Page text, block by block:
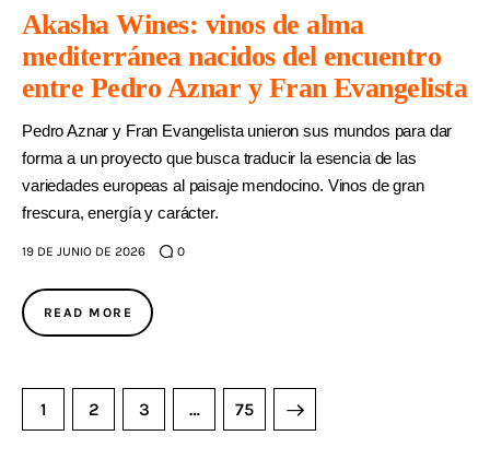
Akasha Wines: vinos de alma
mediterránea nacidos del encuentro
entre Pedro Aznar y Fran Evangelista
Pedro Aznar y Fran Evangelista unieron sus mundos para dar
forma a un proyecto que busca traducir la esencia de las
variedades europeas al paisaje mendocino. Vinos de gran
frescura, energía y carácter.
19 DE JUNIO DE 2026 0
READ MORE
1 2 3 … 75
>